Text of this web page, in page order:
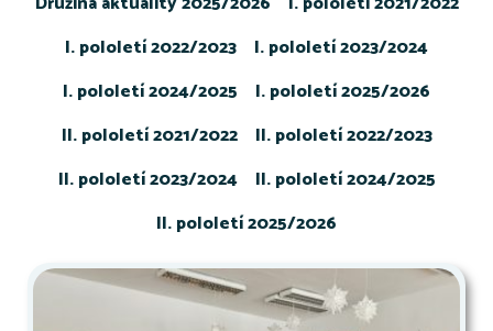
I. pololetí 2022/2023
I. pololetí 2023/2024
I. pololetí 2024/2025
I. pololetí 2025/2026
II. pololetí 2021/2022
II. pololetí 2022/2023
II. pololetí 2023/2024
II. pololetí 2024/2025
II. pololetí 2025/2026